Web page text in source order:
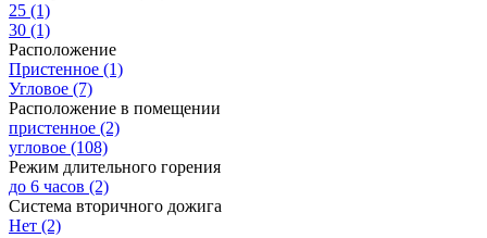
25 (1)
30 (1)
Расположение
Пристенное (1)
Угловое (7)
Расположение в помещении
пристенное (2)
угловое (108)
Режим длительного горения
до 6 часов (2)
Система вторичного дожига
Нет (2)